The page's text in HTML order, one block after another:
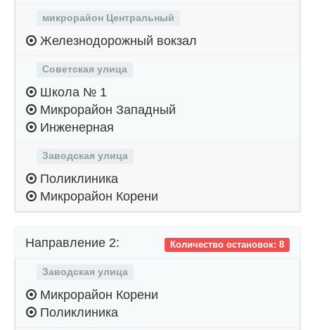
микрорайон Центральный
Железнодорожный вокзал
Советская улица
Школа № 1
Микрорайон Западный
Инженерная
Заводская улица
Поликлиника
Микрорайон Корени
Количество остановок: 8
Направление 2:
Заводская улица
Микрорайон Корени
Поликлиника